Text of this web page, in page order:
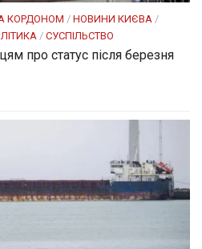
КОРДОНОМ / НОВИНИ КИЄВА /
/ СУСПІЛЬСТВО
про статус після березня